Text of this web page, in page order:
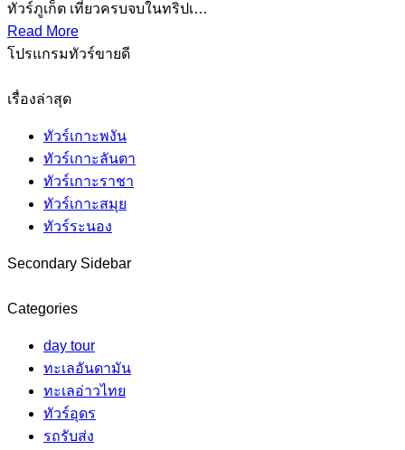
ทัวร์ภูเก็ต เที่ยวครบจบในทริปเ…
Read More
โปรแกรมทัวร์ขายดี
เรื่องล่าสุด
ทัวร์เกาะพงัน
ทัวร์เกาะลันตา
ทัวร์เกาะราชา
ทัวร์เกาะสมุย
ทัวร์ระนอง
Secondary Sidebar
Categories
day tour
ทะเลอันดามัน
ทะเลอ่าวไทย
ทัวร์อุดร
รถรับส่ง